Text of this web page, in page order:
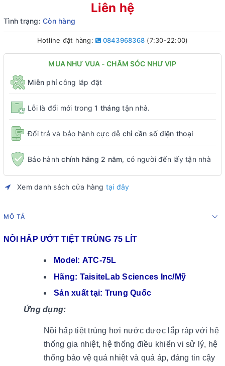
Liên hệ
Tình trạng: Còn hàng
Hotline đặt hàng: 0843968368 (7:30-22:00)
MUA NHƯ VUA - CHĂM SÓC NHƯ VIP
Miễn phícông lắp đặt
Lỗi là đổi mới trong1 tháng tận nhà.
Đổi trả và bảo hành cực dễ chỉ cần số điện thoại
Bảo hànhchính hãng 2 năm, có người đến lấy tận nhà
Xem danh sách cửa hàng tại đây
MÔ TẢ
NỒI HẤP ƯỚT TIỆT TRÙNG 75 LÍT
Model: ATC-75L
Hãng: TaisiteLab Sciences Inc/Mỹ
Sản xuất tại: Trung Quốc
Ứng dụng:
Nồi hấp tiệt trùng hơi nước được lắp ráp với hệ
thống gia nhiệt, hệ thống điều khiển vi sử lý, hệ
thống bảo vệ quá nhiệt và quá áp, đáng tin cậy